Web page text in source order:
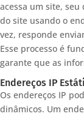
acessa um site,
do site usando o
vez, responde
Esse processo é
garante que as
Endereços IP
Os endereços IP
dinâmicos. Um